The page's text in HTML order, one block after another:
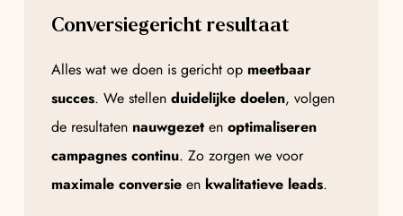
Conversiegericht resultaat
Alles wat we doen is gericht op meetbaar
succes. We stellen duidelijke doelen, volgen
de resultaten nauwgezet en optimaliseren
campagnes continu. Zo zorgen we voor
maximale conversie en kwalitatieve leads.